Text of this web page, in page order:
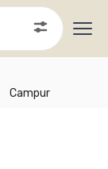
Campur